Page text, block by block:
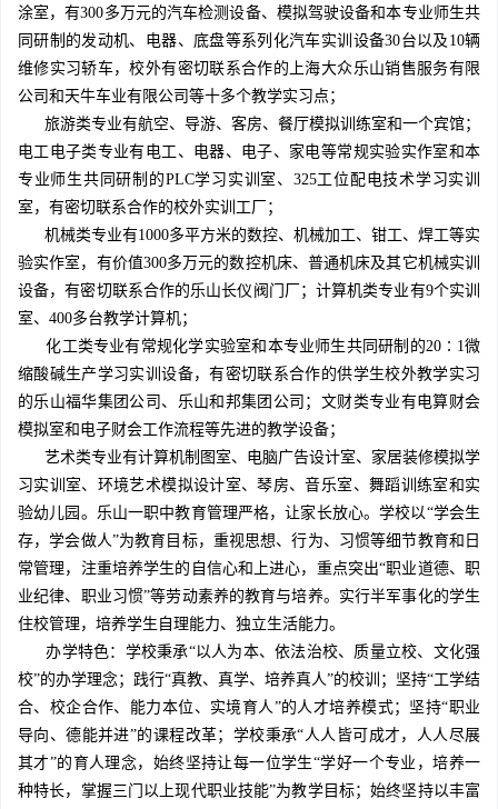
涂室，有300多万元的汽车检测设备、模拟驾驶设备和本专业师生共
同研制的发动机、电器、底盘等系列化汽车实训设备30台以及10辆
维修实习轿车，校外有密切联系合作的上海大众乐山销售服务有限
公司和天牛车业有限公司等十多个教学实习点；
旅游类专业有航空、导游、客房、餐厅模拟训练室和一个宾馆；
电工电子类专业有电工、电器、电子、家电等常规实验实作室和本
专业师生共同研制的PLC学习实训室、325工位配电技术学习实训
室，有密切联系合作的校外实训工厂；
机械类专业有1000多平方米的数控、机械加工、钳工、焊工等实
验实作室，有价值300多万元的数控机床、普通机床及其它机械实训
设备，有密切联系合作的乐山长仪阀门厂；计算机类专业有9个实训
室、400多台教学计算机；
化工类专业有常规化学实验室和本专业师生共同研制的20∶1微
缩酸碱生产学习实训设备，有密切联系合作的供学生校外教学实习
的乐山福华集团公司、乐山和邦集团公司；文财类专业有电算财会
模拟室和电子财会工作流程等先进的教学设备；
艺术类专业有计算机制图室、电脑广告设计室、家居装修模拟学
习实训室、环境艺术模拟设计室、琴房、音乐室、舞蹈训练室和实
验幼儿园。乐山一职中教育管理严格，让家长放心。学校以“学会生
存，学会做人”为教育目标，重视思想、行为、习惯等细节教育和日
常管理，注重培养学生的自信心和上进心，重点突出“职业道德、职
业纪律、职业习惯”等劳动素养的教育与培养。实行半军事化的学生
住校管理，培养学生自理能力、独立生活能力。
办学特色：学校秉承“以人为本、依法治校、质量立校、文化强
校”的办学理念；践行“真教、真学、培养真人”的校训；坚持“工学结
合、校企合作、能力本位、实境育人”的人才培养模式；坚持“职业
导向、德能并进”的课程改革；学校秉承“人人皆可成才，人人尽展
其才”的育人理念，始终坚持让每一位学生“学好一个专业，培养一
种特长，掌握三门以上现代职业技能”为教学目标；始终坚持以丰富